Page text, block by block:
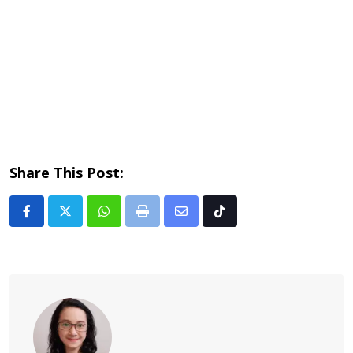
Share This Post:
Whatsapp
Print
Share Tiktok